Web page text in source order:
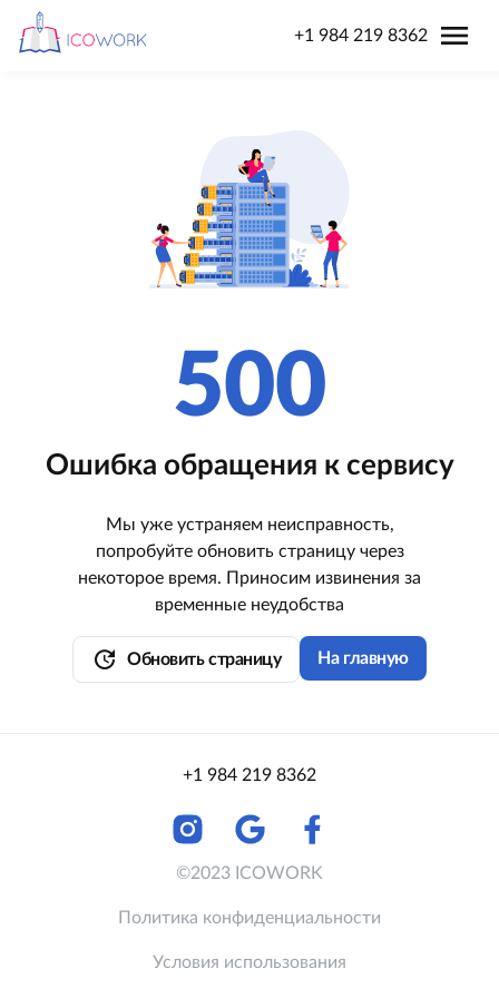
+1 984 219 8362 menu
500
Ошибка обращения к сервису
Мы уже устраняем неисправность,
попробуйте обновить страницу через
некоторое время. Приносим извинения за
временные неудобства
update Обновить страницу На главную
+1 984 219 8362
©2023 ICOWORK
Политика конфиденциальности
Условия использования